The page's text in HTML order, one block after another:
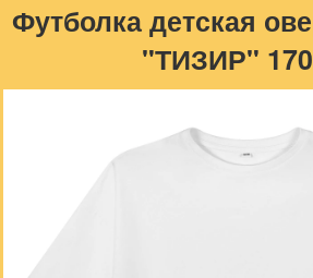
Футболка детская
"ТИЗИР"